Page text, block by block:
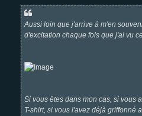
Aussi loin que j'arrive à m'en
d'excitation chaque fois que j'ai vu
Si vous êtes dans mon cas, si vous
T-shirt, si vous l'avez déjà griffonné